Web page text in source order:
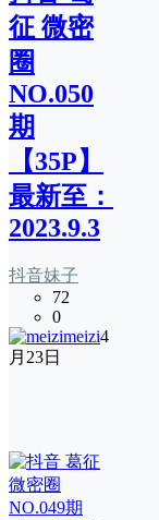
征 微密
圈
NO.050
期
【35P】
最新至：
2023.9.3
抖音妹子
72
0
meizi4
月23日